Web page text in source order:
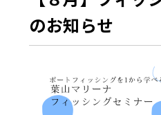
レンタルボート
営業カレンダー
のお知らせ